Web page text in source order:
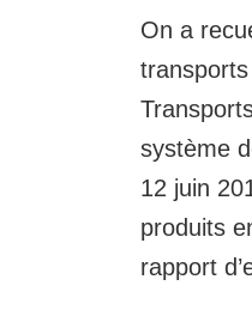
On a
système
12 juin
produits
rapport